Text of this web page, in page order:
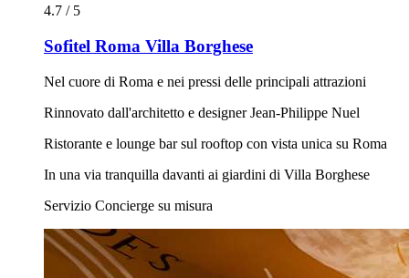
4.7 / 5
Sofitel Roma Villa Borghese
Nel cuore di Roma e nei pressi delle principali attrazioni
Rinnovato dall'architetto e designer Jean-Philippe Nuel
Ristorante e lounge bar sul rooftop con vista unica su Roma
In una via tranquilla davanti ai giardini di Villa Borghese
Servizio Concierge su misura